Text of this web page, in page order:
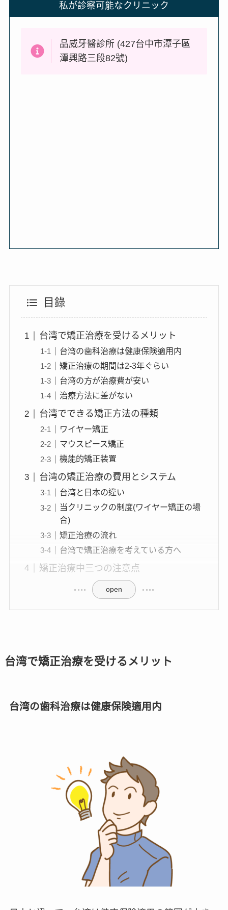
私が診察可能なクリニック
品威牙醫診所 (427台中市潭子區
潭興路三段82號)
目錄
台湾で矯正治療を受けるメリット
台湾の歯科治療は健康保険適用内
矯正治療の期間は2-3年ぐらい
台湾の方が治療費が安い
治療方法に差がない
台湾でできる矯正方法の種類
ワイヤー矯正
マウスピース矯正
機能的矯正装置
台湾の矯正治療の費用とシステム
台湾と日本の違い
当クリニックの制度(ワイヤー矯正の場
合)
矯正治療の流れ
台湾で矯正治療を考えている方へ
矯正治療中三つの注意点
open
台湾で矯正治療を受けるメリット
台湾の歯科治療は健康保険適用内